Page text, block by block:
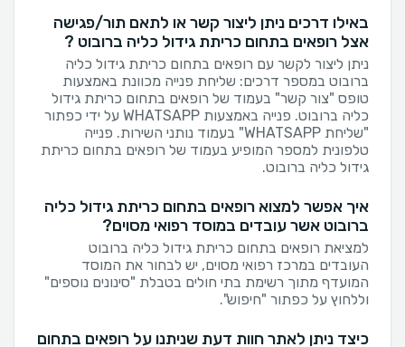
באילו דרכים ניתן ליצור קשר או לתאם תור/פגישה
אצל רופאים בתחום כריתת גידול כליה ברובוט ?
ניתן ליצור לקשר עם רופאים בתחום כריתת גידול כליה
ברובוט במספר דרכים: שליחת פנייה מכוונת באמצעות
טופס "צור קשר" בעמוד של רופאים בתחום כריתת גידול
כליה ברובוט. פנייה באמצעות WHATSAPP על ידי כפתור
"שליחת WHATSAPP" בעמוד נותני השירות. פנייה
טלפונית למספר המופיע בעמוד של רופאים בתחום כריתת
גידול כליה ברובוט.
איך אפשר למצוא רופאים בתחום כריתת גידול כליה
ברובוט אשר עובדים במוסד רפואי מסוים?
למציאת רופאים בתחום כריתת גידול כליה ברובוט
העובדים במרכז רפואי מסוים, יש לבחור את המוסד
המועדף מתוך רשימת בתי חולים בטבלת "סינונים נוספים"
וללחוץ על כפתור "חיפוש".
כיצד ניתן לאתר חוות דעת שניתנו על רופאים בתחום